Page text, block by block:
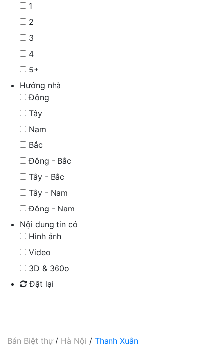
1
2
3
4
5+
Hướng nhà
Đông
Tây
Nam
Bắc
Đông - Bắc
Tây - Bắc
Tây - Nam
Đông - Nam
Nội dung tin có
Hình ảnh
Video
3D & 360o
Đặt lại
Bán Biệt thự / Hà Nội / Thanh Xuân